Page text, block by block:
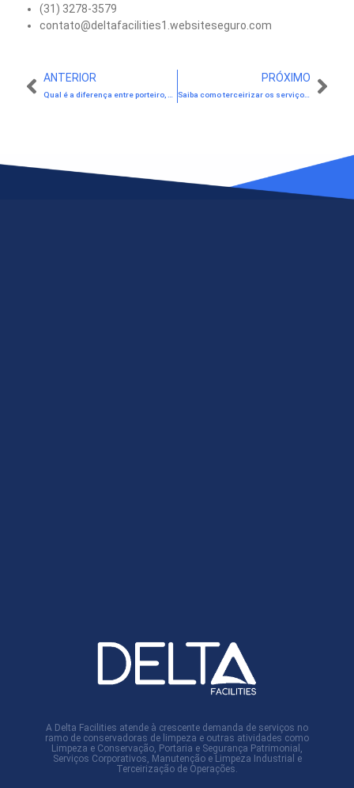
(31) 3278-3579
contato@deltafacilities1.websiteseguro.com
ANTERIOR
Qual é a diferença entre porteiro, vigia e vigilante?
PRÓXIMO
Saiba como terceirizar os serviços da empresa
A Delta Facilities atende à crescente demanda de serviços no
ramo de conservadoras de limpeza e outras atividades como
Limpeza e Conservação, Portaria e Segurança Patrimonial,
Serviços Corporativos, Manutenção e Limpeza Industrial e
Terceirização de Operações.